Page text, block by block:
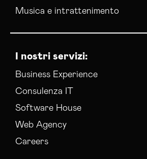
Musica e intrattenimento
I nostri servizi:
Business Experience
Consulenza IT
Software House
Web Agency
Careers